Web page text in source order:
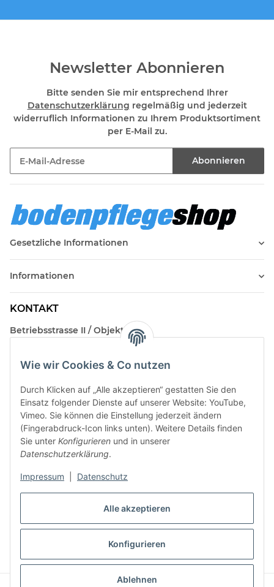
Alle akzeptieren
Konfigurieren
Ablehnen
Wie wir Cookies & Co nutzen
Durch Klicken auf „Alle akzeptieren“ gestatten Sie den
Einsatz folgender Dienste auf unserer Website: YouTube,
Vimeo. Sie können die Einstellung jederzeit ändern
(Fingerabdruck-Icon links unten). Weitere Details finden
Sie unter Konfigurieren und in unserer
Datenschutzerklärung.
Impressum Datenschutz
Newsletter Abonnieren
Bitte senden Sie mir entsprechend Ihrer
Datenschutzerklärung regelmäßig und jederzeit
widerruflich Informationen zu Ihrem Produktsortiment
per E-Mail zu.
Abonnieren
Gesetzliche Informationen
Informationen
KONTAKT
Betriebsstrasse II / Objekt 17
Kontakt
Vertrag widerrufen
* Alle Preise inkl. gesetzlicher USt., zzgl.Versand